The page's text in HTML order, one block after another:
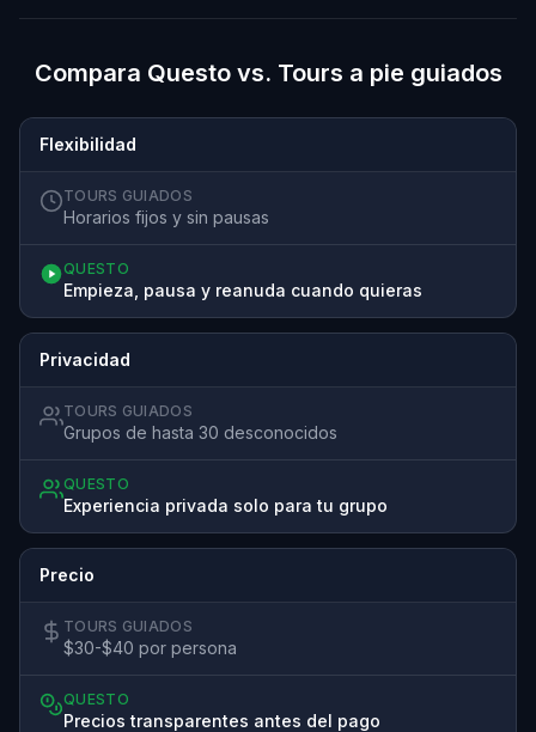
Compara Questo vs. Tours a pie guiados
Flexibilidad
TOURS GUIADOS
Horarios fijos y sin pausas
QUESTO
Empieza, pausa y reanuda cuando quieras
Privacidad
TOURS GUIADOS
Grupos de hasta 30 desconocidos
QUESTO
Experiencia privada solo para tu grupo
Precio
TOURS GUIADOS
$30-$40 por persona
QUESTO
Precios transparentes antes del pago